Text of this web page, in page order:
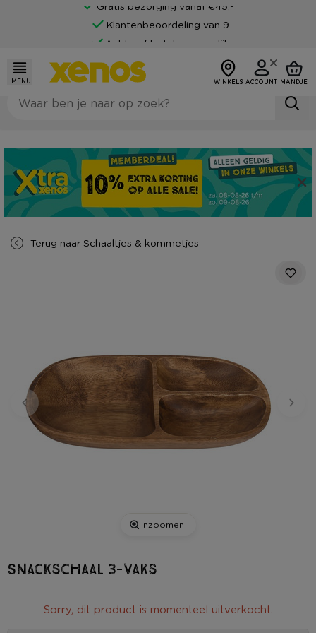
Gratis bezorging vanaf €45,-*
Klantenbeoordeling van 9
Achteraf betalen mogelijk
MENU WINKELS ACCOUNT MANDJE
Terug naar Schaaltjes & kommetjes
Inzoomen
Snackschaal 3-vaks
Sorry, dit product is momenteel uitverkocht.